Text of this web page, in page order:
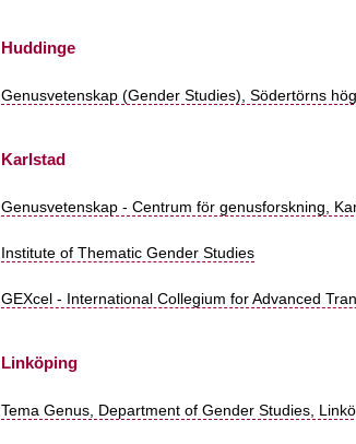
Huddinge
Genusvetenskap (Gender Studies), Södertörns
Karlstad
Genusvetenskap - Centrum för genusforskning,
Institute of Thematic Gender Studies
GEXcel - International Collegium for Advanced
Linköping
Tema Genus, Department of Gender Studies,